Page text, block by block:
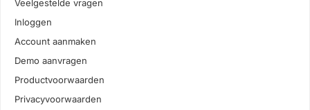
Veelgestelde vragen
Inloggen
Account aanmaken
Demo aanvragen
Productvoorwaarden
Privacyvoorwaarden